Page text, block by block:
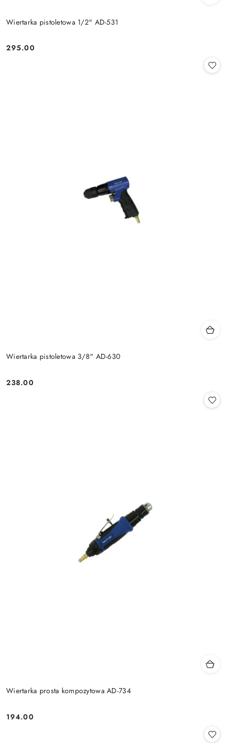
Wiertarka pistoletowa 1/2" AD-531
Cena:
295.00
Wiertarka pistoletowa 3/8" AD-630
Cena:
238.00
Wiertarka prosta kompozytowa AD-734
Cena:
194.00